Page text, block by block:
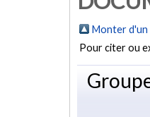
Monter d'un
Pour citer ou